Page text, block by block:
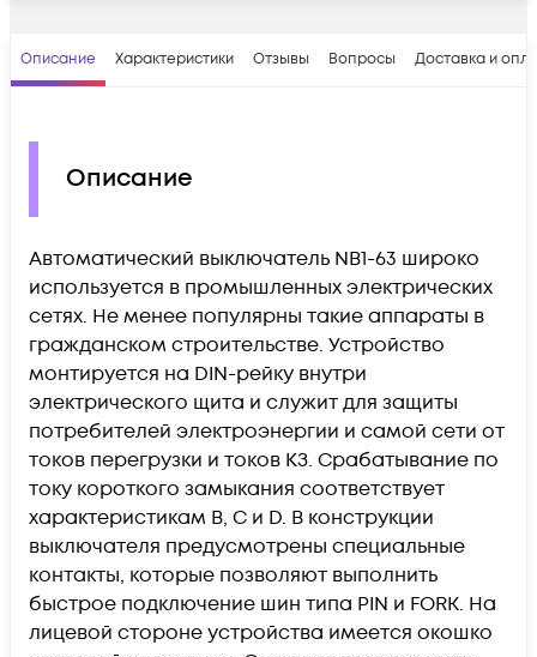
Описание Характеристики Отзывы Вопросы Доставка и
Описание
Автоматический выключатель NB1-63 широко
используется в промышленных электрических
сетях. Не менее популярны такие аппараты в
гражданском строительстве. Устройство
монтируется на DIN-рейку внутри
электрического щита и служит для защиты
потребителей электроэнергии и самой сети от
токов перегрузки и токов КЗ. Срабатывание по
току короткого замыкания соответствует
характеристикам B, C и D. В конструкции
выключателя предусмотрены специальные
контакты, которые позволяют выполнить
быстрое подключение шин типа PIN и FORK. На
лицевой стороне устройства имеется окошко